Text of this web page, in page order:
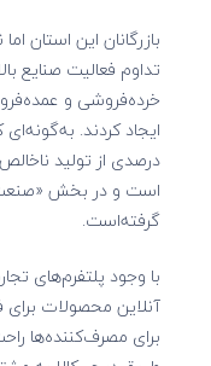
بازرگانان این استان
تداوم فعالیت صنایع
خرده‌فروشی و
درصدی از تولید
است و در بخش
گرفته‌است.
با وجود پلتفرم‌های
آنلاین محصولات
برای مصرف‌کننده‌ها